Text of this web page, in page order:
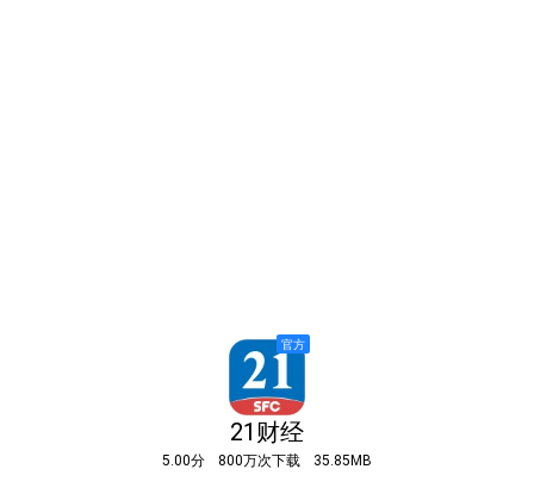
21财经
5.00分 800万次下载 35.85MB